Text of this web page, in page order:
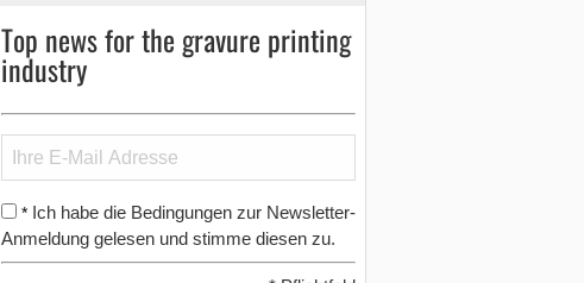
Top news for the gravure printing
industry
* Ich habe die Bedingungen zur Newsletter-
Anmeldung gelesen und stimme diesen zu.